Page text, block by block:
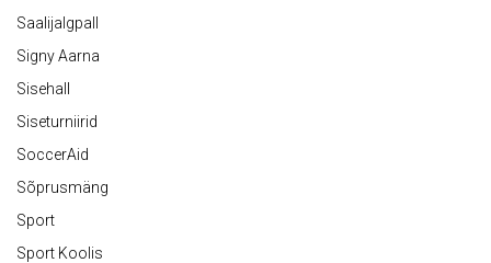
Saalijalgpall
Signy Aarna
Sisehall
Siseturniirid
SoccerAid
Sõprusmäng
Sport
Sport Koolis